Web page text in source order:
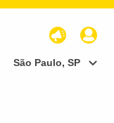
São Paulo, SP